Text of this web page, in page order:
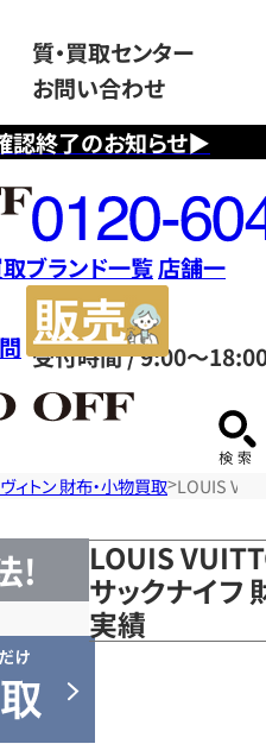
認終了のお知らせ▶
質・買取センター
お問い合わせ
フ
リ
ー
ダ
イ
ヤ
ル
0120604117
受付時間 / 9:00～
ブランド一覧店舗一
サ
ヴィトン 財布・小物買取 LOUIS
!
LOUIS
サックナイフ
実績